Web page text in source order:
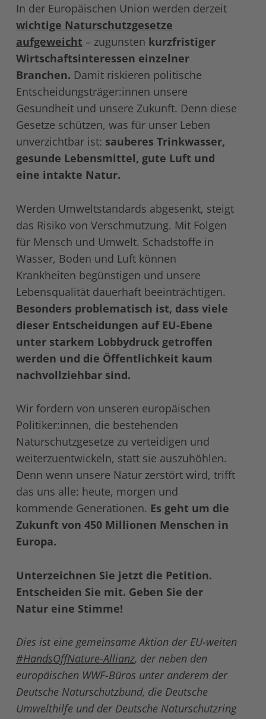
In der Europäischen Union werden derzeit
wichtige Naturschutzgesetze
aufgeweicht – zugunsten kurzfristiger
Wirtschaftsinteressen einzelner
Branchen. Damit riskieren politische
Entscheidungsträger:innen unsere
Gesundheit und unsere Zukunft. Denn diese
Gesetze schützen, was für unser Leben
unverzichtbar ist: sauberes Trinkwasser,
gesunde Lebensmittel, gute Luft und
eine intakte Natur.
Werden Umweltstandards abgesenkt, steigt
das Risiko von Verschmutzung. Mit Folgen
für Mensch und Umwelt. Schadstoffe in
Wasser, Boden und Luft können
Krankheiten begünstigen und unsere
Lebensqualität dauerhaft beeinträchtigen.
Besonders problematisch ist, dass viele
dieser Entscheidungen auf EU-Ebene
unter starkem Lobbydruck getroffen
werden und die Öffentlichkeit kaum
nachvollziehbar sind.
Wir fordern von unseren europäischen
Politiker:innen, die bestehenden
Naturschutzgesetze zu verteidigen und
weiterzuentwickeln, statt sie auszuhöhlen.
Denn wenn unsere Natur zerstört wird, trifft
das uns alle: heute, morgen und
kommende Generationen. Es geht um die
Zukunft von 450 Millionen Menschen in
Europa.
Unterzeichnen Sie jetzt die Petition.
Entscheiden Sie mit. Geben Sie der
Natur eine Stimme!
Dies ist eine gemeinsame Aktion der EU-weiten
#HandsOffNature-Allianz, der neben den
europäischen WWF-Büros unter anderem der
Deutsche Naturschutzbund, die Deutsche
Umwelthilfe und der Deutsche Naturschutzring